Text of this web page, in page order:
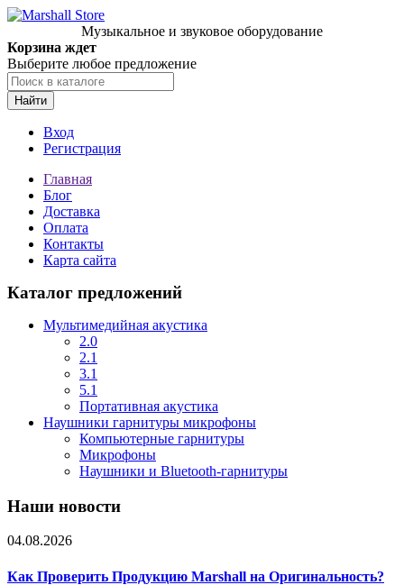
Музыкальное и звуковое оборудование
Корзина ждет
Выберите любое предложение
Найти
Вход
Регистрация
Главная
Блог
Доставка
Оплата
Контакты
Карта сайта
Каталог предложений
Мультимедийная акустика
2.0
2.1
3.1
5.1
Портативная акустика
Наушники гарнитуры микрофоны
Компьютерные гарнитуры
Микрофоны
Наушники и Bluetooth-гарнитуры
Наши новости
04.08.2026
Как Проверить Продукцию Marshall на Оригинальность?